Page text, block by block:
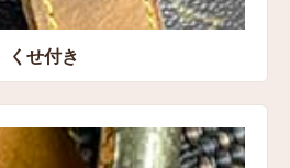
ー店
くせ付き